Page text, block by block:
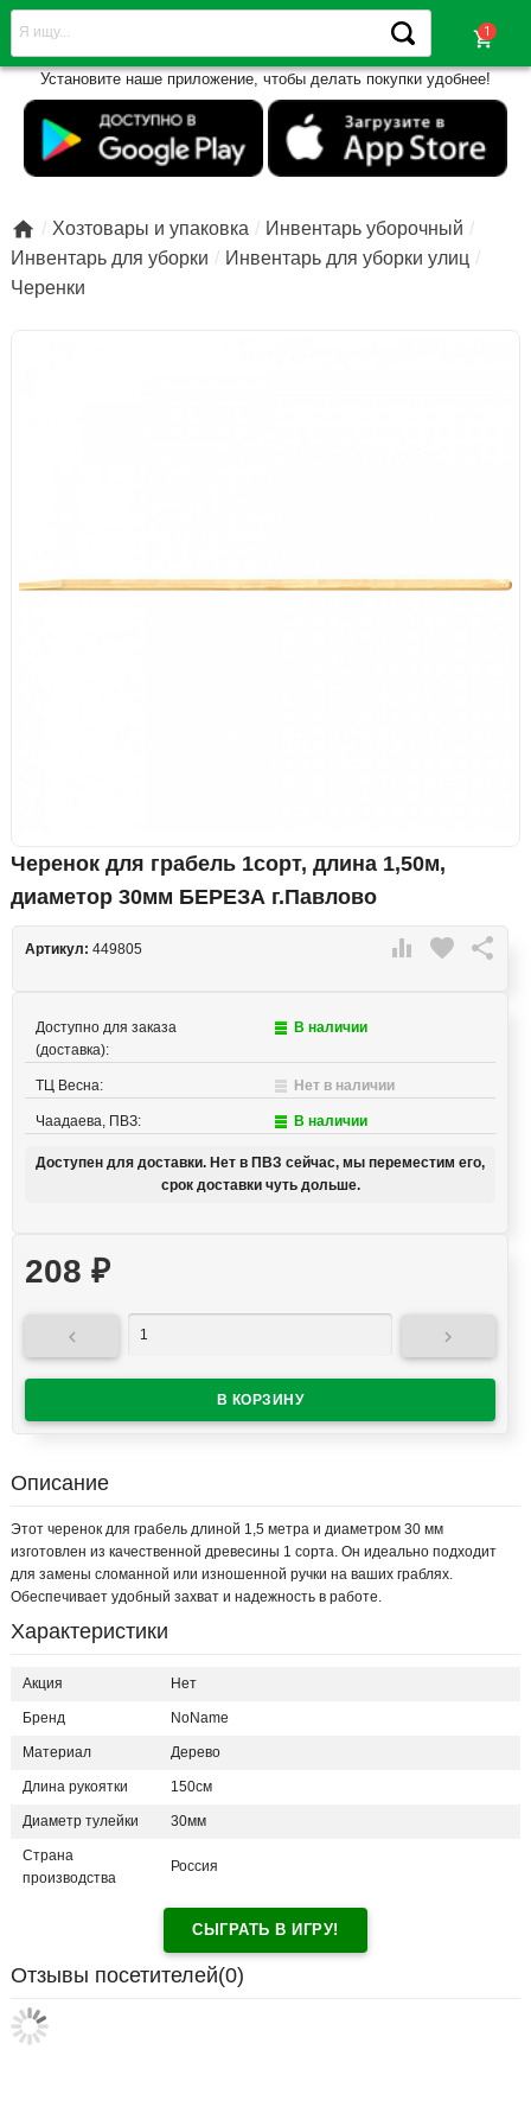
shopping_cart
Установите наше приложение, чтобы делать покупки удобнее!
 Хозтовары и упаковка
Инвентарь уборочный
Инвентарь для уборки
Инвентарь для уборки улиц
Черенки
Черенок для грабель 1сорт, длина 1,50м,
диаметор 30мм БЕРЕЗА г.Павлово
 favorite 
Артикул: 449805
Доступно для заказа
(доставка):
В наличии
ТЦ Весна: Нет в наличии
Чаадаева, ПВЗ: В наличии
Доступен для доставки. Нет в ПВЗ сейчас, мы переместим его,
срок доставки чуть дольше.
208 ₽
 
Описание
Этот черенок для грабель длиной 1,5 метра и диаметром 30 мм
изготовлен из качественной древесины 1 сорта. Он идеально подходит
для замены сломанной или изношенной ручки на ваших граблях.
Обеспечивает удобный захват и надежность в работе.
Характеристики
Акция Нет
Бренд NoName
Материал Дерево
Длина рукоятки 150см
Диаметр тулейки 30мм
Страна
производства
Россия
СЫГРАТЬ В ИГРУ!
Отзывы посетителей(0)